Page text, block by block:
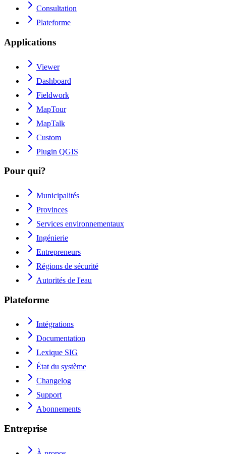
Consultation
Plateforme
Applications
Viewer
Dashboard
Fieldwork
MapTour
MapTalk
Custom
Plugin QGIS
Pour qui?
Municipalités
Provinces
Services environnementaux
Ingénierie
Entrepreneurs
Régions de sécurité
Autorités de l'eau
Plateforme
Intégrations
Documentation
Lexique SIG
État du système
Changelog
Support
Abonnements
Entreprise